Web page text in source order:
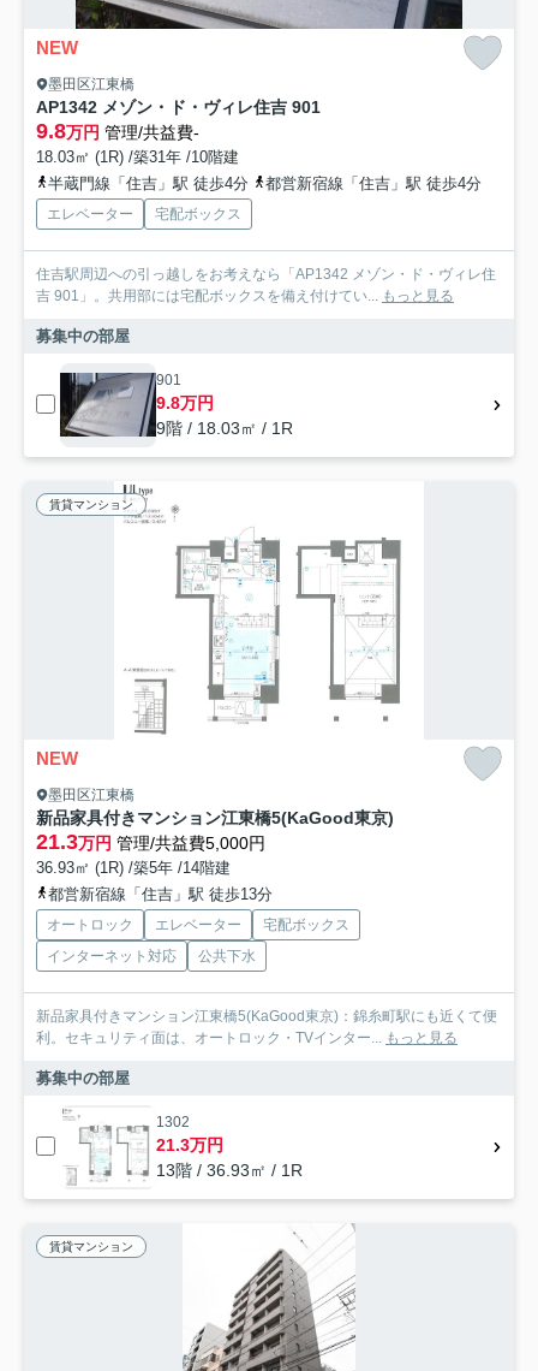
NEW
墨田区江東橋
AP1342 メゾン・ド・ヴィレ住吉 901
9.8万円 管理/共益費-
18.03㎡ (1R) /築31年 /10階建
半蔵門線「住吉」駅 徒歩4分
都営新宿線「住吉」駅 徒歩4分
エレベーター 宅配ボックス
住吉駅周辺への引っ越しをお考えなら「AP1342 メゾン・ド・ヴィレ住
吉 901」。共用部には宅配ボックスを備え付けてい...
もっと見る
募集中の部屋
901
9.8万円
9階 / 18.03㎡ / 1R
賃貸マンション
NEW
墨田区江東橋
新品家具付きマンション江東橋5(KaGood東京)
21.3万円 管理/共益費5,000円
36.93㎡ (1R) /築5年 /14階建
都営新宿線「住吉」駅 徒歩13分
オートロック エレベーター
宅配ボックス
インターネット対応
公共下水
新品家具付きマンション江東橋5(KaGood東京)：錦糸町駅にも近くて便
利。セキュリティ面は、オートロック・TVインター... もっと見る
募集中の部屋
1302
21.3万円
13階 / 36.93㎡ / 1R
賃貸マンション